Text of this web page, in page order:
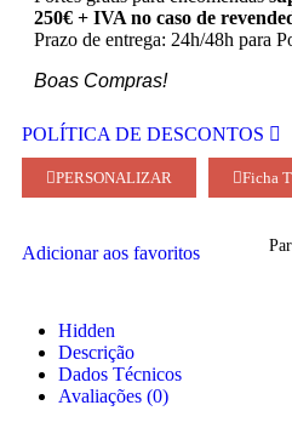
250€ + IVA no caso de
Prazo de entrega: 24h/48h para
Boas Compras!
POLÍTICA DE DESCONTOS
PERSONALIZAR Ficha
Adicionar aos favoritos
Hidden
Descrição
Dados Técnicos
Avaliações (0)